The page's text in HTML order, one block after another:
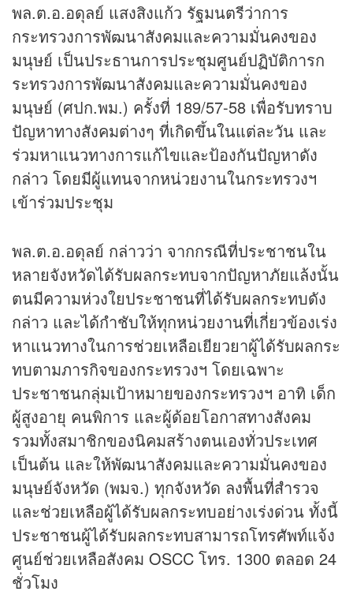
พล.ต.อ.อดุลย์ แสงสิงแก้ว รัฐมนตรีว่าการ
กระทรวงการพัฒนาสังคมและความมั่นคงของ
มนุษย์ เป็นประธานการประชุมศูนย์ปฏิบัติการก
ระทรวงการพัฒนาสังคมและความมั่นคงของ
มนุษย์ (ศปก.พม.) ครั้งที่ 189/57-58 เพื่อรับทราบ
ปัญหาทางสังคมต่างๆ ที่เกิดขึ้นในแต่ละวัน และ
ร่วมหาแนวทางการแก้ไขและป้องกันปัญหาดัง
กล่าว โดยมีผู้แทนจากหน่วยงานในกระทรวงฯ
เข้าร่วมประชุม
พล.ต.อ.อดุลย์ กล่าวว่า จากกรณีที่ประชาชนใน
หลายจังหวัดได้รับผลกระทบจากปัญหาภัยแล้งนั้น
ตนมีความห่วงใยประชาชนที่ได้รับผลกระทบดัง
กล่าว และได้กำชับให้ทุกหน่วยงานที่เกี่ยวข้องเร่ง
หาแนวทางในการช่วยเหลือเยียวยาผู้ได้รับผลกระ
ทบตามภารกิจของกระทรวงฯ โดยเฉพาะ
ประชาชนกลุ่มเป้าหมายของกระทรวงฯ อาทิ เด็ก
ผู้สูงอายุ คนพิการ และผู้ด้อยโอกาสทางสังคม
รวมทั้งสมาชิกของนิคมสร้างตนเองทั่วประเทศ
เป็นต้น และให้พัฒนาสังคมและความมั่นคงของ
มนุษย์จังหวัด (พมจ.) ทุกจังหวัด ลงพื้นที่สำรวจ
และช่วยเหลือผู้ได้รับผลกระทบอย่างเร่งด่วน ทั้งนี้
ประชาชนผู้ได้รับผลกระทบสามารถโทรศัพท์แจ้ง
ศูนย์ช่วยเหลือสังคม OSCC โทร. 1300 ตลอด 24
ชั่วโมง